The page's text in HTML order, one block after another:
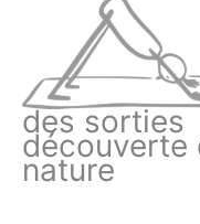
des sorties
découverte
nature